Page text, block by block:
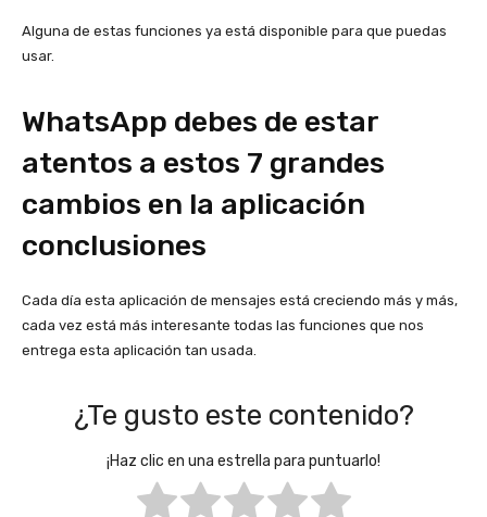
Alguna de estas funciones ya está disponible para que puedas
usar.
WhatsApp debes de estar
atentos a estos 7 grandes
cambios en la aplicación
conclusiones
Cada día esta aplicación de mensajes está creciendo más y más,
cada vez está más interesante todas las funciones que nos
entrega esta aplicación tan usada.
¿Te gusto este contenido?
¡Haz clic en una estrella para puntuarlo!